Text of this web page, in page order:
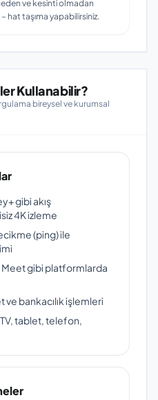
ve kesinti olmadan
hat taşıma yapabilirsiniz.
Kullanabilir?
bireysel ve kurumsal
gibi akış
4K izleme
(ping) ile
gibi platformlarda
bankacılık işlemleri
TV, tablet, telefon,